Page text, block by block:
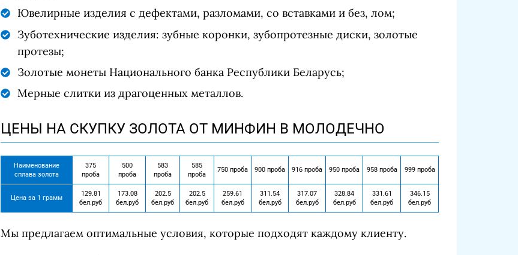
Ювелирные изделия с дефектами, разломами, со вставками и без, лом;
Зуботехнические изделия: зубные коронки, зубопротезные диски, золотые
протезы;
Золотые монеты Национального банка Республики Беларусь;
Мерные слитки из драгоценных металлов.
ЦЕНЫ НА СКУПКУ ЗОЛОТА ОТ МИНФИН В МОЛОДЕЧНО
Наименование
сплава золота
375
проба
500
проба
583
проба
585
проба
750 проба 900 проба 916 проба 950 проба 958 проба 999 проба
Цена за 1 грамм
129.81
бел.руб
173.08
бел.руб
202.5
бел.руб
202.5
бел.руб
259.61
бел.руб
311.54
бел.руб
317.07
бел.руб
328.84
бел.руб
331.61
бел.руб
346.15
бел.руб
Мы предлагаем оптимальные условия, которые подходят каждому клиенту.